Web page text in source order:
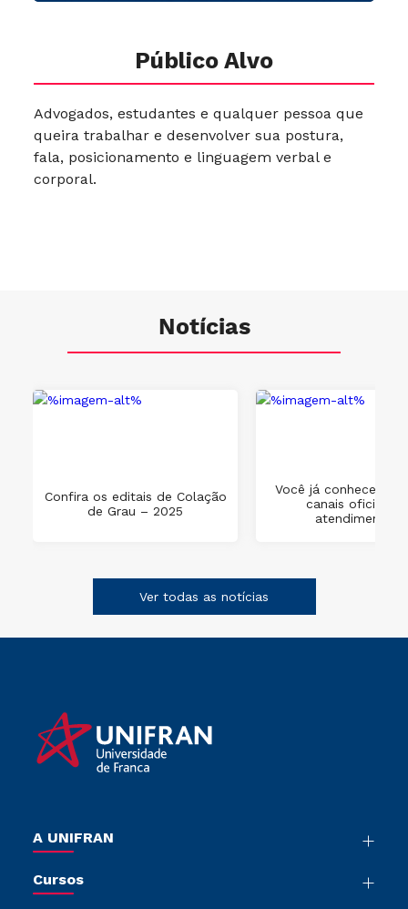
Público Alvo
Advogados, estudantes e qualquer pessoa que
queira trabalhar e desenvolver sua postura,
fala, posicionamento e linguagem verbal e
corporal.
Notícias
Confira os editais de Colação
de Grau – 2025
Você já conhece os
canais oficiais
atendimento?
Ver todas as notícias
A UNIFRAN
Sala de Imprensa
Cursos